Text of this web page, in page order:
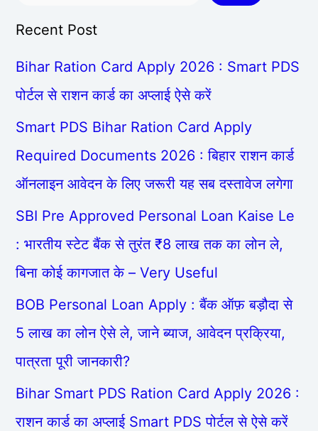
Recent Post
Bihar Ration Card Apply 2026 : Smart PDS
पोर्टल से राशन कार्ड का अप्लाई ऐसे करें
Smart PDS Bihar Ration Card Apply
Required Documents 2026 : बिहार राशन कार्ड
ऑनलाइन आवेदन के लिए जरूरी यह सब दस्तावेज लगेगा
SBI Pre Approved Personal Loan Kaise Le
: भारतीय स्टेट बैंक से तुरंत ₹8 लाख तक का लोन ले,
बिना कोई कागजात के – Very Useful
BOB Personal Loan Apply : बैंक ऑफ़ बड़ौदा से
5 लाख का लोन ऐसे ले, जाने ब्याज, आवेदन प्रक्रिया,
पात्रता पूरी जानकारी?
Bihar Smart PDS Ration Card Apply 2026 :
राशन कार्ड का अप्लाई Smart PDS पोर्टल से ऐसे करें